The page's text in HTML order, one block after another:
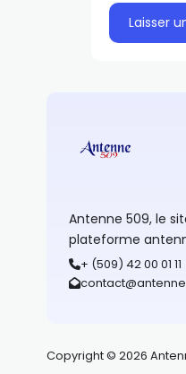
Antenne 509, le
plateforme
+ (509) 42 00 01 11
Copyright © 2026